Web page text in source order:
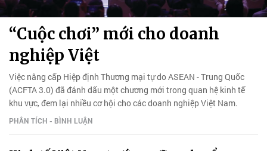
“Cuộc chơi” mới cho doanh
nghiệp Việt
Việc nâng cấp Hiệp định Thương mại tự do ASEAN - Trung Quốc
(ACFTA 3.0) đã đánh dấu một chương mới trong quan hệ kinh tế
khu vực, đem lại nhiều cơ hội cho các doanh nghiệp Việt Nam.
PHÂN TÍCH - BÌNH LUẬN